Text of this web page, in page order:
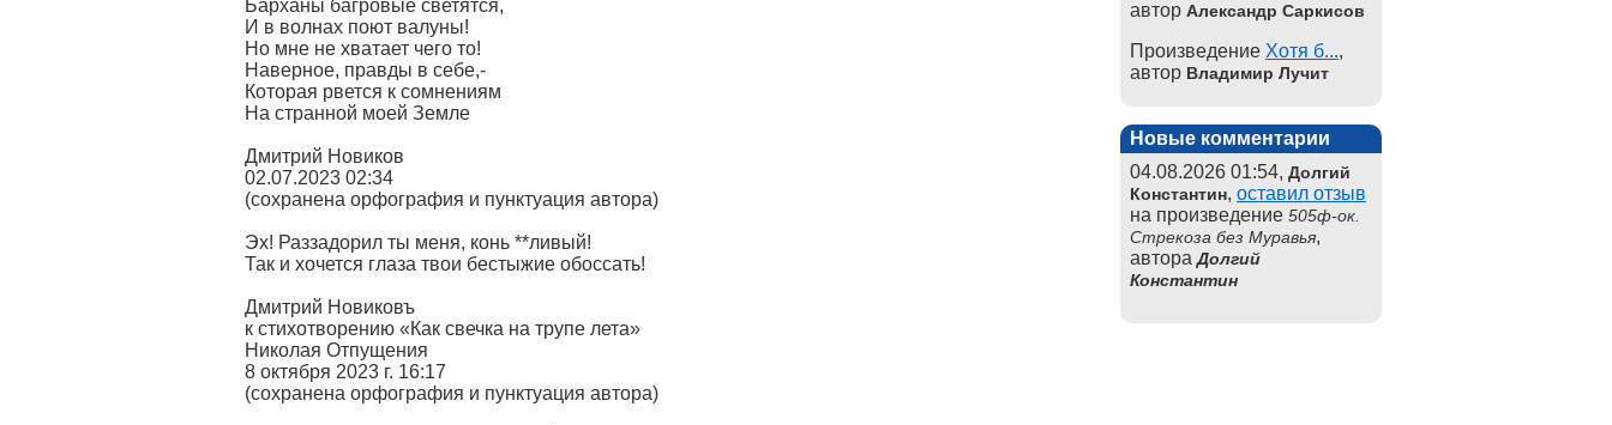
Барханы багровые светятся,
И в волнах поют валуны!
Но мне не хватает чего то!
Наверное, правды в себе,-
Которая рвется к сомнениям
На странной моей Земле
Дмитрий Новиков
02.07.2023 02:34
(сохранена орфография и пунктуация автора)
Эх! Раззадорил ты меня, конь **ливый!
Так и хочется глаза твои бестыжие обоссать!
Дмитрий Новиковъ
к стихотворению «Как свечка на трупе лета»
Николая Отпущения
8 октября 2023 г. 16:17
(сохранена орфография и пунктуация автора)
автор Александр Саркисов
Произведение Хотя б...,
автор Владимир Лучит
Новые комментарии
04.08.2026 01:54, Долгий
Константин, оставил отзыв
на произведение 505ф-ок.
Стрекоза без Муравья,
автораДолгий
Константин